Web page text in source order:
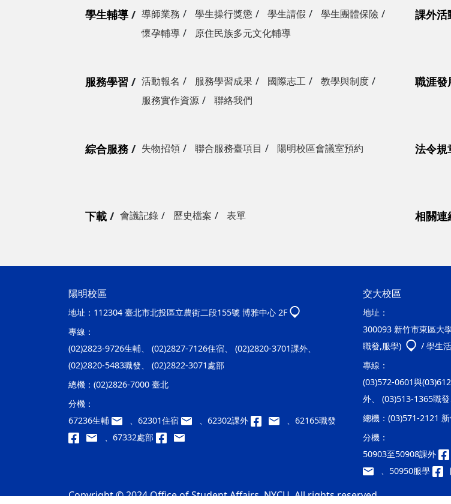
學生輔導 導師業務 學生操行獎懲 學生請假
學生團體保險
懷孕輔導
原住民族多元文化輔導
課外活
服務學習 活動報名 服務學習成果 國際志工
教學與制度
服務實作資源
聯絡我們
職涯發
綜合服務 失物招領 聯合服務臺項目 陽明校區會議室預約 法令規
下載 會議記錄 歷史檔案 表單 相關連
陽明校區
地址： 112304 臺北市北投區立農街二段155號 博雅中心 2F
專線：
(02)2823-9726生輔、 (02)2827-7126住宿、 (02)2820-3701課外、
(02)2820-5483職發、 (02)2822-3071處部
總機： (02)2826-7000 臺北
分機：
67236生輔
、62301住宿 、62302課外
、62165職發
、67332處部
交大校區
地址：
300093 新竹市東區大
職發,服學)
/ 學生
專線：
(03)572-0601與
外、 (03)513-1365職
總機：(03)571-2121
分機：
50903至50908課外
、50950服學
Copyright © 2024 Office of Student Affairs, NYCU. All rights reserved.